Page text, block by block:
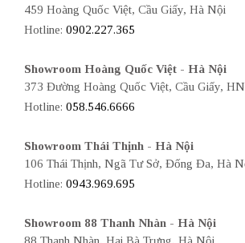
459 Hoàng Quốc Việt, Cầu Giấy, Hà Nội
Hotline: 0902.227.365
Showroom Hoàng Quốc Việt - Hà Nội
373 Đường Hoàng Quốc Việt, Cầu Giấy, HN
Hotline: 058.546.6666
Showroom Thái Thịnh - Hà Nội
106 Thái Thịnh, Ngã Tư Sở, Đống Đa, Hà
Hotline: 0943.969.695
Showroom 88 Thanh Nhàn - Hà Nội
88 Thanh Nhàn, Hai Bà Trưng, Hà Nội